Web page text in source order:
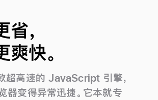
，
爽快。
超高速的 JavaScript 引擎，
器变得异常迅捷。它本就专